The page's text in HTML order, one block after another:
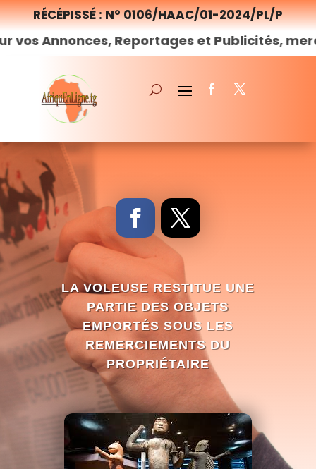
RÉCÉPISSÉ : N° 0106/HAAC/01-2024/PL/P
Reportages et Publicités, merci denous
LA VOLEUSE RESTITUE UNE
PARTIE DES OBJETS
EMPORTÉS SOUS LES
REMERCIEMENTS DU
PROPRIÉTAIRE